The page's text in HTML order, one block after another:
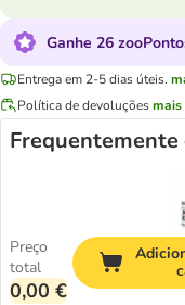
Ganhe 26
Entrega em 2-5 dias úteis.
Política de devoluçõesmais
Preço
total
0,00 €